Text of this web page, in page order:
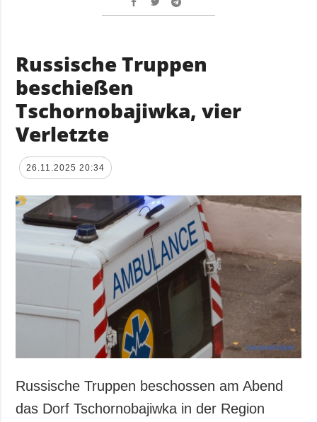
Russische Truppen
beschießen
Tschornobajiwka, vier
Verletzte
26.11.2025 20:34
Russische Truppen beschossen am Abend
das Dorf Tschornobajiwka in der Region